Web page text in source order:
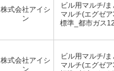
株式会社アイシ
ン
ビル用マルチ/ま
マルチ(エグゼ
標準_都市ガス
株式会社アイシ
ン
ビル用マルチ/ま
マルチ(エグゼ